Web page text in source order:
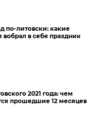
по-литовски: какие
вобрал в себя праздник
2021 года: чем
прошедшие 12 месяцев